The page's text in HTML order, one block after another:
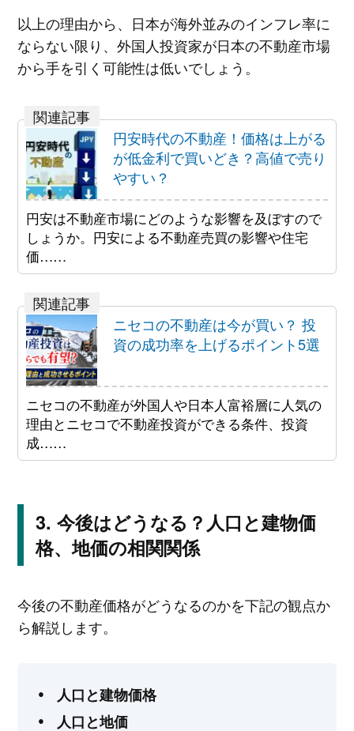
以上の理由から、日本が海外並みのインフレ率に
ならない限り、外国人投資家が日本の不動産市場
から手を引く可能性は低いでしょう。
円安時代の不動産！価格は上がる
が低金利で買いどき？高値で売り
やすい？
円安は不動産市場にどのような影響を及ぼすので
しょうか。円安による不動産売買の影響や住宅
価……
ニセコの不動産は今が買い？ 投
資の成功率を上げるポイント5選
ニセコの不動産が外国人や日本人富裕層に人気の
理由とニセコで不動産投資ができる条件、投資
成……
今後はどうなる？人口と建物価
格、地価の相関関係
今後の不動産価格がどうなるのかを下記の観点か
ら解説します。
人口と建物価格
人口と地価